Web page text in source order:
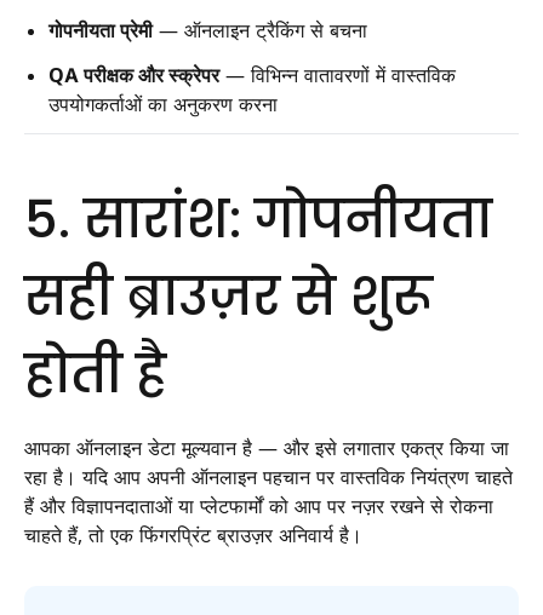
गोपनीयता प्रेमी— ऑनलाइन ट्रैकिंग से बचना
QA परीक्षक और स्क्रेपर— विभिन्न वातावरणों में वास्तविक
उपयोगकर्ताओं का अनुकरण करना
5. सारांश: गोपनीयता
सही ब्राउज़र से शुरू
होती है
आपका ऑनलाइन डेटा मूल्यवान है — और इसे लगातार एकत्र किया जा
रहा है। यदि आप अपनी ऑनलाइन पहचान पर वास्तविक नियंत्रण चाहते
हैं और विज्ञापनदाताओं या प्लेटफार्मों को आप पर नज़र रखने से रोकना
चाहते हैं, तो एक फिंगरप्रिंट ब्राउज़र अनिवार्य है।